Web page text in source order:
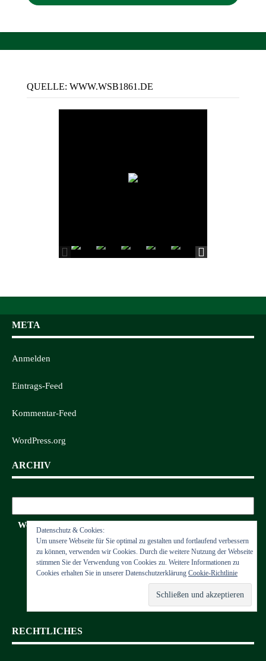
QUELLE: WWW.WSB1861.DE
META
Anmelden
Eintrags-Feed
Kommentar-Feed
WordPress.org
ARCHIV
Wettkämpfe
Datenschutz & Cookies:
Um unsere Webseite für Sie optimal zu gestalten und fortlaufend verbessern
zu können, verwenden wir Cookies. Durch die weitere Nutzung der Webseite
stimmen Sie der Verwendung von Cookies zu. Weitere Informationen zu
Cookies erhalten Sie in unserer Datenschutzerklärung Cookie-Richtlinie
RECHTLICHES